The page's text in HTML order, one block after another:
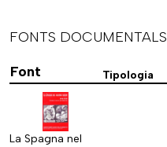
FONTS DOCUMENTALS
Font
Tipologia
La Spagna nel